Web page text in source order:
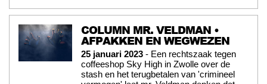
COLUMN MR. VELDMAN •
AFPAKKEN EN WEGWEZEN
25 januari 2023 - Een rechtszaak tegen
coffeeshop Sky High in Zwolle over de
stash en het terugbetalen van 'crimineel